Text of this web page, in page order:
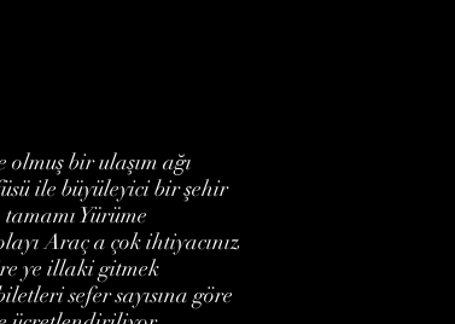
bir ulaşım ağı
ile büyüleyici bir şehir
Yürüme
Araç a çok ihtiyacınız
ye illaki gitmek
sefer sayısına göre